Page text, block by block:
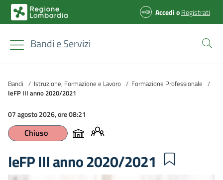
AccedioRegistrati
Bandi e Servizi
Bandi / Istruzione, Formazione e Lavoro / Formazione Professionale /
IeFP III anno 2020/2021
07 agosto 2026, ore 08:21
Chiuso
IeFP III anno 2020/2021